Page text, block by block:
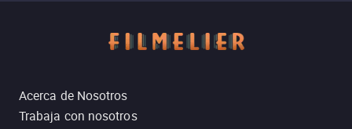
Acerca de Nosotros
Trabaja con nosotros